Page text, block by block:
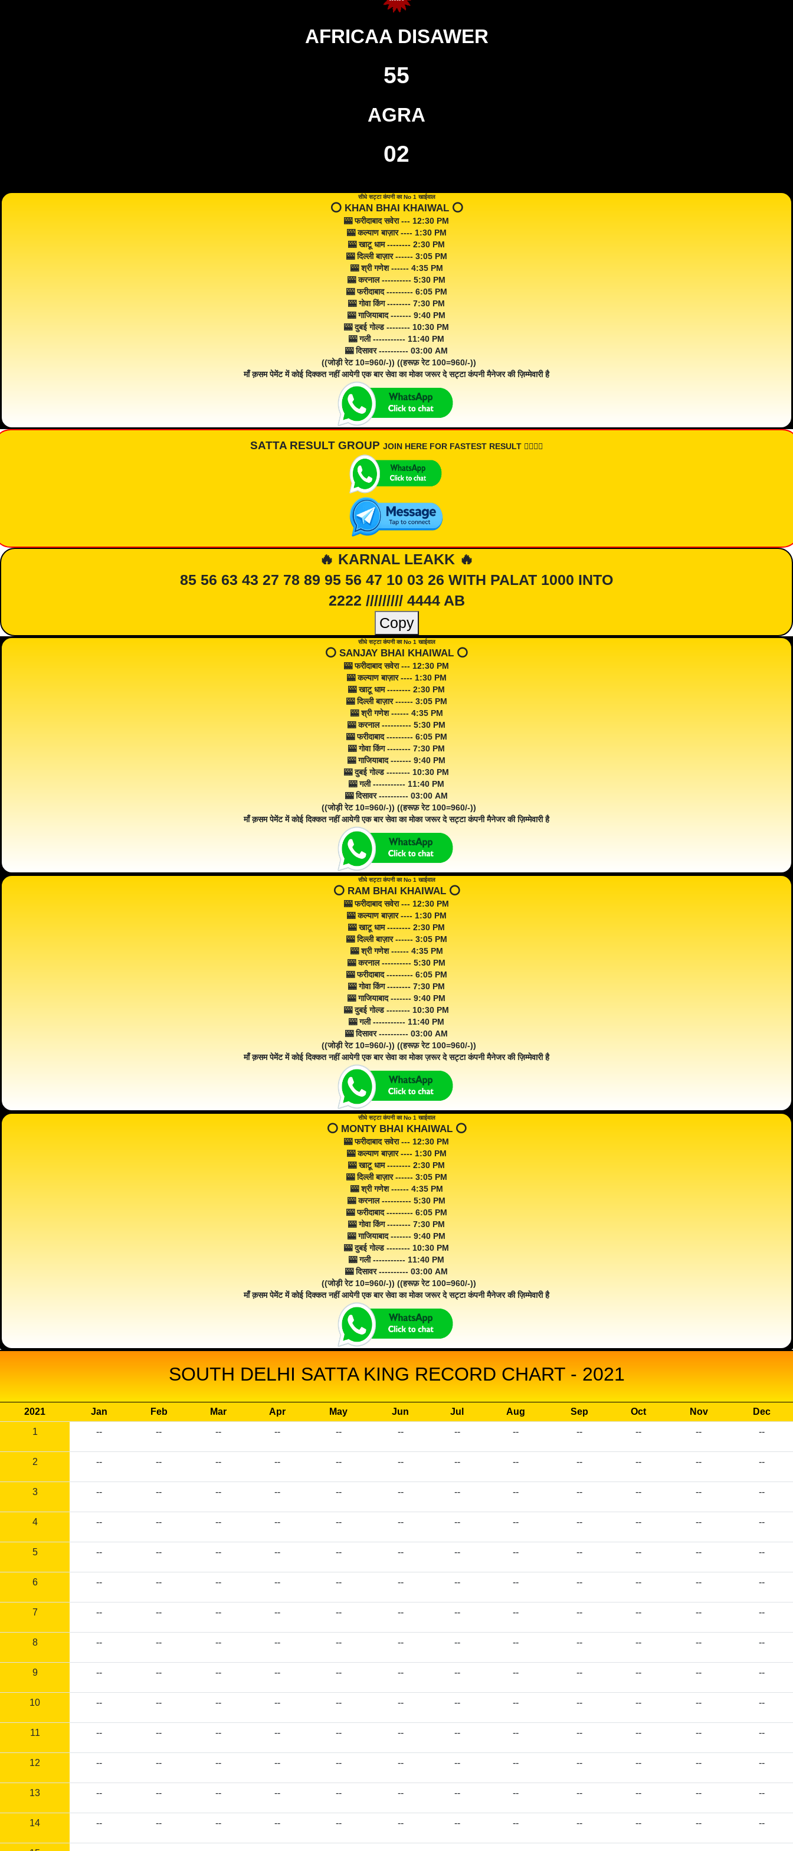
AFRICAA DISAWER
55
AGRA
02
सीधे सट्टा कंपनी का No 1 खाईवाल
⭕️ KHAN BHAI KHAIWAL ⭕️
🎰 फरीदाबाद सवेरा --- 12:30 PM
🎰 कल्याण बाज़ार ---- 1:30 PM
🎰 खाटू धाम -------- 2:30 PM
🎰 दिल्ली बाज़ार ------ 3:05 PM
🎰 श्री गणेश ------ 4:35 PM
🎰 करनाल ---------- 5:30 PM
🎰 फरीदाबाद --------- 6:05 PM
🎰 गोवा किंग -------- 7:30 PM
🎰 गाजियाबाद ------- 9:40 PM
🎰 दुबई गोल्ड -------- 10:30 PM
🎰 गली ----------- 11:40 PM
🎰 दिसावर ---------- 03:00 AM
((जोड़ी रेट 10=960/-)) ((हरूफ़ रेट 100=960/-))
माँ क़सम पेमेंट में कोई दिक्कत नहीं आयेगी एक बार सेवा का मोका जरूर दे सट्टा कंपनी मैनेजर की ज़िम्मेवारी है
SATTA RESULT GROUP JOIN HERE FOR FASTEST RESULT 👇🏾👇🏾
🔥 KARNAL LEAKK 🔥
85 56 63 43 27 78 89 95 56 47 10 03 26 WITH PALAT 1000 INTO
2222 ///////// 4444 AB
Copy
सीधे सट्टा कंपनी का No 1 खाईवाल
⭕️ SANJAY BHAI KHAIWAL ⭕️
🎰 फरीदाबाद सवेरा --- 12:30 PM
🎰 कल्याण बाज़ार ---- 1:30 PM
🎰 खाटू धाम -------- 2:30 PM
🎰 दिल्ली बाज़ार ------ 3:05 PM
🎰 श्री गणेश ------ 4:35 PM
🎰 करनाल ---------- 5:30 PM
🎰 फरीदाबाद --------- 6:05 PM
🎰 गोवा किंग -------- 7:30 PM
🎰 गाजियाबाद ------- 9:40 PM
🎰 दुबई गोल्ड -------- 10:30 PM
🎰 गली ----------- 11:40 PM
🎰 दिसावर ---------- 03:00 AM
((जोड़ी रेट 10=960/-)) ((हरूफ़ रेट 100=960/-))
माँ क़सम पेमेंट में कोई दिक्कत नहीं आयेगी एक बार सेवा का मोका जरूर दे सट्टा कंपनी मैनेजर की ज़िम्मेवारी है
सीधे सट्टा कंपनी का No 1 खाईवाल
⭕️ RAM BHAI KHAIWAL ⭕️
🎰 फरीदाबाद सवेरा --- 12:30 PM
🎰 कल्याण बाज़ार ---- 1:30 PM
🎰 खाटू धाम -------- 2:30 PM
🎰 दिल्ली बाज़ार ------ 3:05 PM
🎰 श्री गणेश ------ 4:35 PM
🎰 करनाल ---------- 5:30 PM
🎰 फरीदाबाद --------- 6:05 PM
🎰 गोवा किंग -------- 7:30 PM
🎰 गाजियाबाद ------- 9:40 PM
🎰 दुबई गोल्ड -------- 10:30 PM
🎰 गली ----------- 11:40 PM
🎰 दिसावर ---------- 03:00 AM
((जोड़ी रेट 10=960/-)) ((हरूफ़ रेट 100=960/-))
माँ क़सम पेमेंट में कोई दिक्कत नहीं आयेगी एक बार सेवा का मोका ज़रूर दे सट्टा कंपनी मैनेजर की ज़िम्मेवारी है
सीधे सट्टा कंपनी का No 1 खाईवाल
⭕️ MONTY BHAI KHAIWAL ⭕️
🎰 फरीदाबाद सवेरा --- 12:30 PM
🎰 कल्याण बाज़ार ---- 1:30 PM
🎰 खाटू धाम -------- 2:30 PM
🎰 दिल्ली बाज़ार ------ 3:05 PM
🎰 श्री गणेश ------ 4:35 PM
🎰 करनाल ---------- 5:30 PM
🎰 फरीदाबाद --------- 6:05 PM
🎰 गोवा किंग -------- 7:30 PM
🎰 गाजियाबाद ------- 9:40 PM
🎰 दुबई गोल्ड -------- 10:30 PM
🎰 गली ----------- 11:40 PM
🎰 दिसावर ---------- 03:00 AM
((जोड़ी रेट 10=960/-)) ((हरूफ़ रेट 100=960/-))
माँ क़सम पेमेंट में कोई दिक्कत नहीं आयेगी एक बार सेवा का मोका जरूर दे सट्टा कंपनी मैनेजर की ज़िम्मेवारी है
SOUTH DELHI SATTA KING RECORD CHART - 2021
2021 Jan Feb Mar Apr May Jun Jul Aug Sep Oct Nov
Dec
1
-- -- -- -- -- -- -- -- -- -- -- --
2 -- -- -- -- -- -- -- -- -- -- -- --
3 -- -- -- -- -- -- -- -- -- -- -- --
4 -- -- -- -- -- -- -- -- -- -- -- --
5 -- -- -- -- -- -- -- -- -- -- -- --
6 -- -- -- -- -- -- -- -- -- -- -- --
7 -- -- -- -- -- -- -- -- -- -- -- --
8 -- -- -- -- -- -- -- -- -- -- -- --
9 -- -- -- -- -- -- -- -- -- -- -- --
10 -- -- -- -- -- -- -- -- -- -- -- --
11 -- -- -- -- -- -- -- -- -- -- -- --
12 -- -- -- -- -- -- -- -- -- -- -- --
13 -- -- -- -- -- -- -- -- -- -- -- --
14 -- -- -- -- -- -- -- -- -- -- -- --